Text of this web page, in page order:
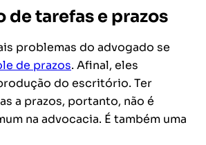
de tarefas e prazos
problemas do advogado se
de prazos. Afinal, eles
do escritório. Ter
a prazos, portanto, não é
na advocacia. É também uma